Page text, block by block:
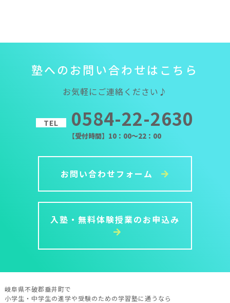
塾への お問い合わせは こ ち ら
お気軽にご連絡ください♪
TEL 0584-22-2630
【受付時間】10：00～22：00
お問い合わせフォーム
入塾・無料体験授業のお申込み
岐阜県不破郡垂井町で
小学生・中学生の進学や受験のための学習塾に通うなら